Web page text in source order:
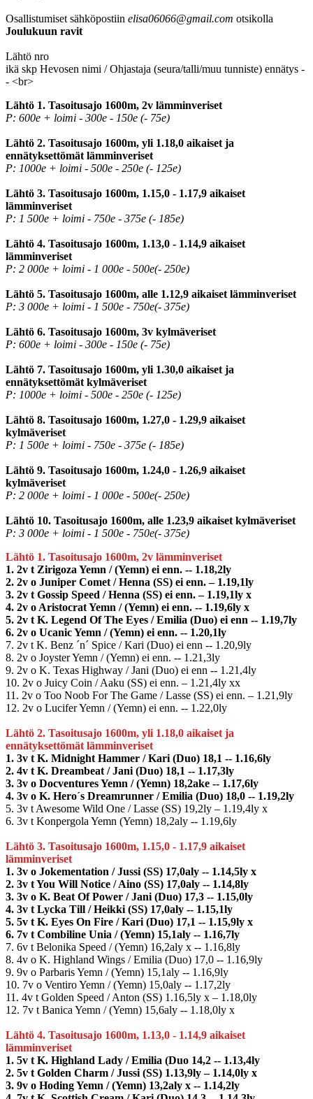
Osallistumiset sähköpostiin elisa06066@gmail.com otsikolla
Joulukuun ravit
Lähtö nro
ikä skp Hevosen nimi / Ohjastaja (seura/talli/muu tunniste) ennätys -
- <br>
Lähtö 1. Tasoitusajo 1600m, 2v lämminveriset
P: 600e + loimi - 300e - 150e (- 75e)
Lähtö 2. Tasoitusajo 1600m, yli 1.18,0 aikaiset ja
ennätyksettömät lämminveriset
P: 1000e + loimi - 500e - 250e (- 125e)
Lähtö 3. Tasoitusajo 1600m, 1.15,0 - 1.17,9 aikaiset
lämminveriset
P: 1 500e + loimi - 750e - 375e (- 185e)
Lähtö 4. Tasoitusajo 1600m, 1.13,0 - 1.14,9 aikaiset
lämminveriset
P: 2 000e + loimi - 1 000e - 500e(- 250e)
Lähtö 5. Tasoitusajo 1600m, alle 1.12,9 aikaiset lämminveriset
P: 3 000e + loimi - 1 500e - 750e(- 375e)
Lähtö 6. Tasoitusajo 1600m, 3v kylmäveriset
P: 600e + loimi - 300e - 150e (- 75e)
Lähtö 7. Tasoitusajo 1600m, yli 1.30,0 aikaiset ja
ennätyksettömät kylmäveriset
P: 1000e + loimi - 500e - 250e (- 125e)
Lähtö 8. Tasoitusajo 1600m, 1.27,0 - 1.29,9 aikaiset
kylmäveriset
P: 1 500e + loimi - 750e - 375e (- 185e)
Lähtö 9. Tasoitusajo 1600m, 1.24,0 - 1.26,9 aikaiset
kylmäveriset
P: 2 000e + loimi - 1 000e - 500e(- 250e)
Lähtö 10. Tasoitusajo 1600m, alle 1.23,9 aikaiset kylmäveriset
P: 3 000e + loimi - 1 500e - 750e(- 375e)
Lähtö 1. Tasoitusajo 1600m, 2v lämminveriset
1. 2v t Zirigoza Yemn / (Yemn) ei enn. -- 1.18,2ly
2. 2v o Juniper Comet / Henna (SS) ei enn. – 1.19,1ly
3. 2v t Gossip Speed / Henna (SS) ei enn. – 1.19,1ly x
4. 2v o Aristocrat Yemn / (Yemn) ei enn. -- 1.19,6ly x
5. 2v t K. Legend Of The Eyes / Emilia (Duo) ei enn -- 1.19,7ly
6. 2v o Ucanic Yemn / (Yemn) ei enn. -- 1.20,1ly
7. 2v t K. Benz ´n´ Spice / Kari (Duo) ei enn -- 1.20,9ly
8. 2v o Joyster Yemn / (Yemn) ei enn. -- 1.21,3ly
9. 2v o K. Texas Highway / Jani (Duo) ei enn -- 1.21,4ly
10. 2v o Juicy Coin / Aaku (SS) ei enn. – 1.21,4ly xx
11. 2v o Too Noob For The Game / Lasse (SS) ei enn. – 1.21,9ly
12. 2v o Lucifer Yemn / (Yemn) ei enn. -- 1.22,0ly
Lähtö 2. Tasoitusajo 1600m, yli 1.18,0 aikaiset ja
ennätyksettömät lämminveriset
1. 3v t K. Midnight Hammer / Kari (Duo) 18,1 -- 1.16,6ly
2. 4v t K. Dreambeat / Jani (Duo) 18,1 -- 1.17,3ly
3. 3v o Docventures Yemn / (Yemn) 18,2ake -- 1.17,6ly
4. 3v o K. Hero´s Dreamrunner / Emilia (Duo) 18,0 -- 1.19,2ly
5. 3v t Awesome Wild One / Lasse (SS) 19,2ly – 1.19,4ly x
6. 3v t Konpergola Yemn (Yemn) 18,2aly -- 1.19,6ly
Lähtö 3. Tasoitusajo 1600m, 1.15,0 - 1.17,9 aikaiset
lämminveriset
1. 3v o Jokementation / Jussi (SS) 17,0aly -- 1.14,5ly x
2. 3v t You Will Notice / Aino (SS) 17,0aly -- 1.14,8ly
3. 3v o K. Beat Of Power / Jani (Duo) 17,3 -- 1.15,0ly
4. 3v t Lycka Till / Heikki (SS) 17,0aly -- 1.15,1ly
5. 5v t K. Eyes On Fire / Kari (Duo) 17,1 -- 1.15,9ly x
6. 7v t Combiline Unia / (Yemn) 15,1aly -- 1.16,7ly
7. 6v t Belonika Speed / (Yemn) 16,2aly x -- 1.16,8ly
8. 4v o K. Highland Wings / Emilia (Duo) 17,0 -- 1.16,9ly
9. 9v o Parbaris Yemn / (Yemn) 15,1aly -- 1.16,9ly
10. 7v o Ventiro Yemn / (Yemn) 15,0aly -- 1.17,2ly
11. 4v t Golden Speed / Anton (SS) 1.16,5ly x – 1.18,0ly
12. 7v t Banica Yemn / (Yemn) 15,6aly -- 1.18,0ly x
Lähtö 4. Tasoitusajo 1600m, 1.13,0 - 1.14,9 aikaiset
lämminveriset
1. 5v t K. Highland Lady / Emilia (Duo 14,2 -- 1.13,4ly
2. 5v t Golden Charm / Jussi (SS) 1.13,9ly – 1.14,0ly x
3. 9v o Hoding Yemn / (Yemn) 13,2aly x -- 1.14,2ly